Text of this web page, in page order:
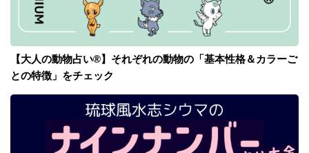
【大人の動物占い®】それぞれの動物の「基本性格＆カラーご
との特徴」をチェック